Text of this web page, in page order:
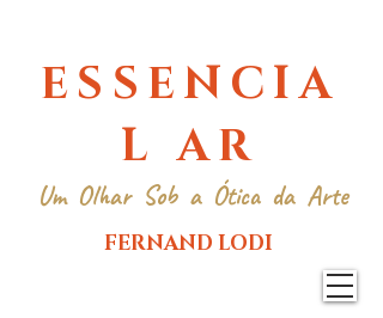
ESSENCIA
L AR
Um Olhar Sob a Ótica da Arte
FERNAND LODI